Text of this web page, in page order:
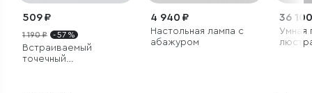
509 ₽
1 190 ₽ - 57 %
Встраиваемый
точечный
4 940 ₽
Настольная лампа с
абажуром
36
Умная